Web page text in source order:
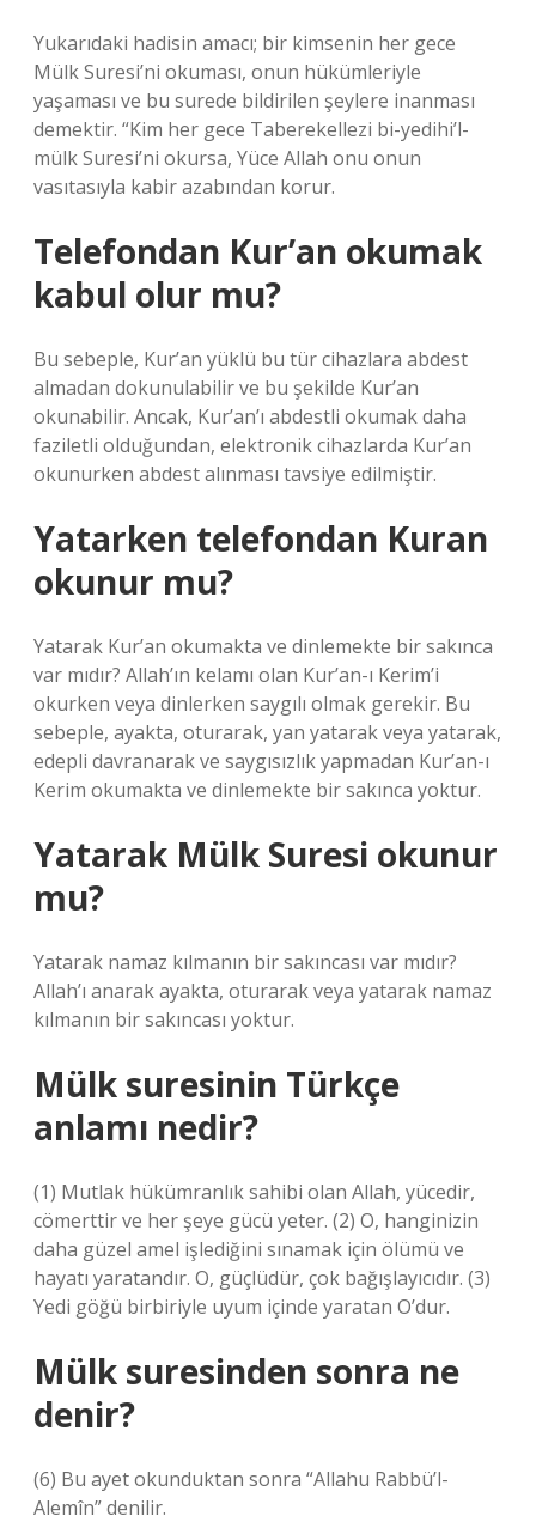
Yukarıdaki hadisin amacı; bir kimsenin her gece
Mülk Suresi’ni okuması, onun hükümleriyle
yaşaması ve bu surede bildirilen şeylere inanması
demektir. “Kim her gece Taberekellezi bi-yedihi’l-
mülk Suresi’ni okursa, Yüce Allah onu onun
vasıtasıyla kabir azabından korur.
Telefondan Kur’an okumak
kabul olur mu?
Bu sebeple, Kur’an yüklü bu tür cihazlara abdest
almadan dokunulabilir ve bu şekilde Kur’an
okunabilir. Ancak, Kur’an’ı abdestli okumak daha
faziletli olduğundan, elektronik cihazlarda Kur’an
okunurken abdest alınması tavsiye edilmiştir.
Yatarken telefondan Kuran
okunur mu?
Yatarak Kur’an okumakta ve dinlemekte bir sakınca
var mıdır? Allah’ın kelamı olan Kur’an-ı Kerim’i
okurken veya dinlerken saygılı olmak gerekir. Bu
sebeple, ayakta, oturarak, yan yatarak veya yatarak,
edepli davranarak ve saygısızlık yapmadan Kur’an-ı
Kerim okumakta ve dinlemekte bir sakınca yoktur.
Yatarak Mülk Suresi okunur
mu?
Yatarak namaz kılmanın bir sakıncası var mıdır?
Allah’ı anarak ayakta, oturarak veya yatarak namaz
kılmanın bir sakıncası yoktur.
Mülk suresinin Türkçe
anlamı nedir?
(1) Mutlak hükümranlık sahibi olan Allah, yücedir,
cömerttir ve her şeye gücü yeter. (2) O, hanginizin
daha güzel amel işlediğini sınamak için ölümü ve
hayatı yaratandır. O, güçlüdür, çok bağışlayıcıdır. (3)
Yedi göğü birbiriyle uyum içinde yaratan O’dur.
Mülk suresinden sonra ne
denir?
(6) Bu ayet okunduktan sonra “Allahu Rabbü’l-
Alemîn” denilir.